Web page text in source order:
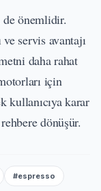
önemlidir.
servis avantajı
daha rahat
için
kullanıcıya karar
dönüşür.
#espresso